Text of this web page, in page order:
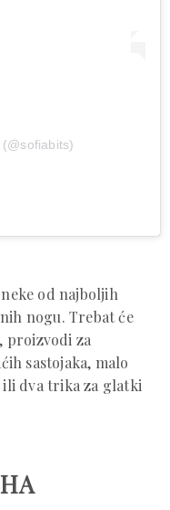
od najboljih
nogu. Trebat će
, proizvodi za
sastojaka, malo
dva trika za glatki